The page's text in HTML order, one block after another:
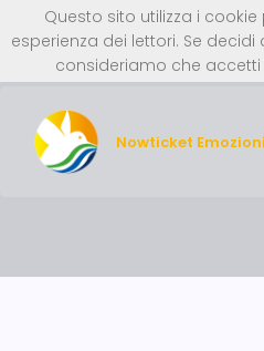
Italiano
English
Deutsch
Nederlands
Nowticket
Questo sito utilizza i
esperienza dei lettori. Se
consideriamo che accetti